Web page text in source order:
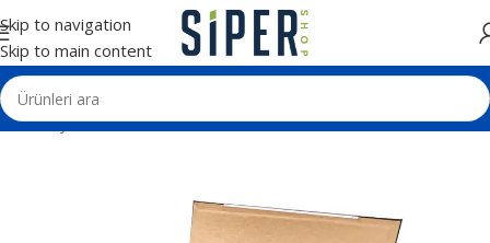
Skip to navigation
Skip to main content
Ana Sayfa VIP Setler Özel Kutulu Setler